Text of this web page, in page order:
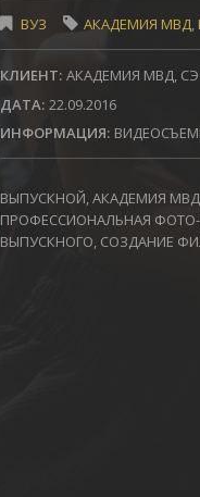
ВУЗ АКАДЕМИЯ МВД,
КЛИЕНТ: АКАДЕМИЯ МВД,
ДАТА: 22.09.2016
ИНФОРМАЦИЯ:
ВЫПУСКНОЙ, АКАДЕМИЯ
ПРОФЕССИОНАЛЬНАЯ
ВЫПУСКНОГО, СОЗДАНИЕ